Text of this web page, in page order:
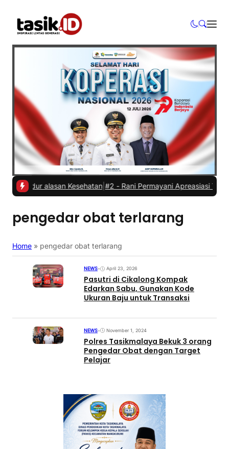
alasan Kesehatan|#2 - Rani Permayani Apreasiasi Teater
pengedar obat terlarang
Home » pengedar obat terlarang
NEWS• April 23, 2026
Pasutri di Cikalong Kompak
Edarkan Sabu, Gunakan Kode
Ukuran Baju untuk Transaksi
NEWS• November 1, 2024
Polres Tasikmalaya Bekuk 3 orang
Pengedar Obat dengan Target
Pelajar